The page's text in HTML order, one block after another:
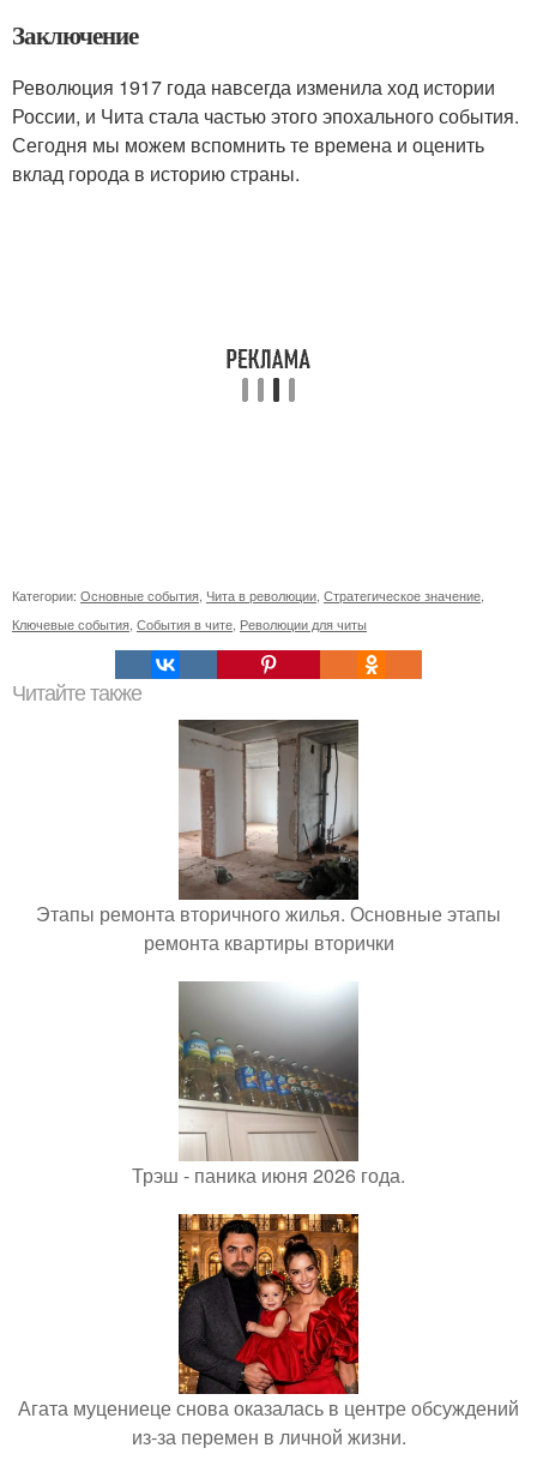
Заключение
Революция 1917 года навсегда изменила ход истории
России, и Чита стала частью этого эпохального события.
Сегодня мы можем вспомнить те времена и оценить
вклад города в историю страны.
Категории: Основные события Чита в революции Стратегическое значение
Ключевые события События в чите Революции для читы
Читайте также
Этапы ремонта вторичного жилья. Основные этапы
ремонта квартиры вторички
Трэш - паника июня 2026 года.
Агата муцениеце снова оказалась в центре обсуждений
из-за перемен в личной жизни.